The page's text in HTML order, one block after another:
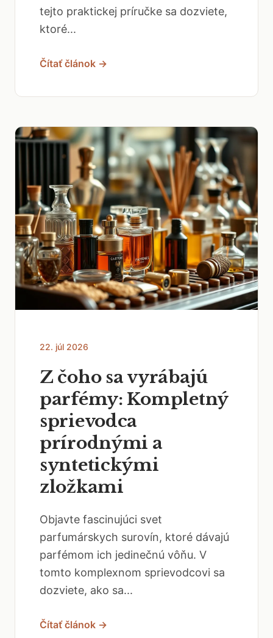
tejto praktickej príručke sa dozviete,
ktoré...
Čítať článok →
22. júl 2026
Z čoho sa vyrábajú
parfémy: Kompletný
sprievodca
prírodnými a
syntetickými
zložkami
Objavte fascinujúci svet
parfumárskych surovín, ktoré dávajú
parfémom ich jedinečnú vôňu. V
tomto komplexnom sprievodcovi sa
dozviete, ako sa...
Čítať článok →